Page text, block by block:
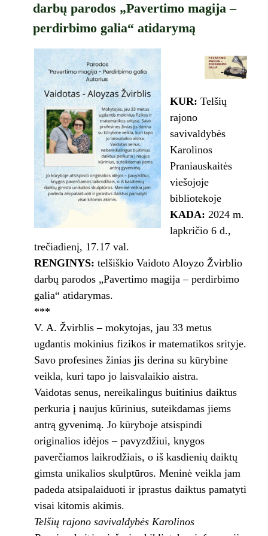
darbų parodos „Pavertimo magija –
perdirbimo galia“ atidarymą
KUR: Telšių
rajono
savivaldybės
Karolinos
Praniauskaitės
viešojoje
bibliotekoje
KADA: 2024 m.
lapkričio 6 d.,
trečiadienį, 17.17 val.
RENGINYS: telšiškio Vaidoto Aloyzo Žvirblio
darbų parodos „Pavertimo magija – perdirbimo
galia“ atidarymas.
***
V. A. Žvirblis – mokytojas, jau 33 metus
ugdantis mokinius fizikos ir matematikos srityje.
Savo profesines žinias jis derina su kūrybine
veikla, kuri tapo jo laisvalaikio aistra.
Vaidotas senus, nereikalingus buitinius daiktus
perkuria į naujus kūrinius, suteikdamas jiems
antrą gyvenimą. Jo kūryboje atsispindi
originalios idėjos – pavyzdžiui, knygos
paverčiamos laikrodžiais, o iš kasdienių daiktų
gimsta unikalios skulptūros. Meninė veikla jam
padeda atsipalaiduoti ir įprastus daiktus pamatyti
visai kitomis akimis.
Telšių rajono savivaldybės Karolinos